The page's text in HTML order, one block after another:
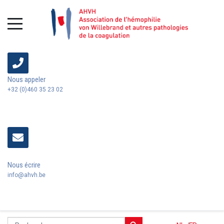
Nous appeler
+32 (0)460 35 23 02
Nous écrire
info@ahvh.be